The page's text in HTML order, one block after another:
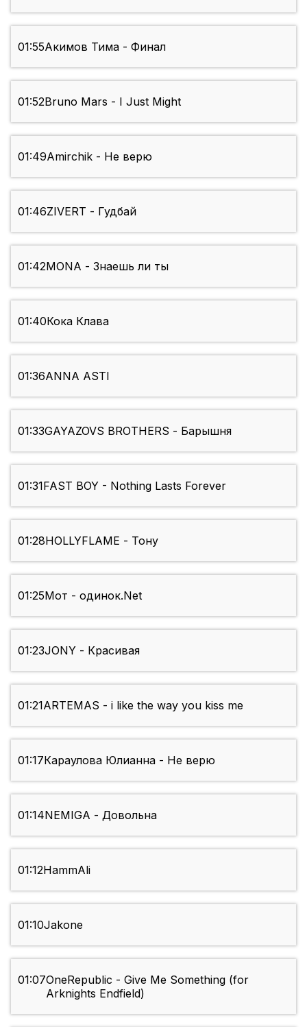
01:55Акимов Тима - Финал
01:52Bruno Mars - I Just Might
01:49Amirchik - Не верю
01:46ZIVERT - Гудбай
01:42MONA - Знаешь ли ты
01:40Кока Клава
01:36ANNA ASTI
01:33GAYAZOVS BROTHERS - Барышня
01:31FAST BOY - Nothing Lasts Forever
01:28HOLLYFLAME - Тону
01:25Мот - одинок.Net
01:23JONY - Красивая
01:21ARTEMAS - i like the way you kiss me
01:17Караулова Юлианна - Не верю
01:14NEMIGA - Довольна
01:12HammAli
01:10Jakone
01:07OneRepublic - Give Me Something (for
Arknights Endfield)